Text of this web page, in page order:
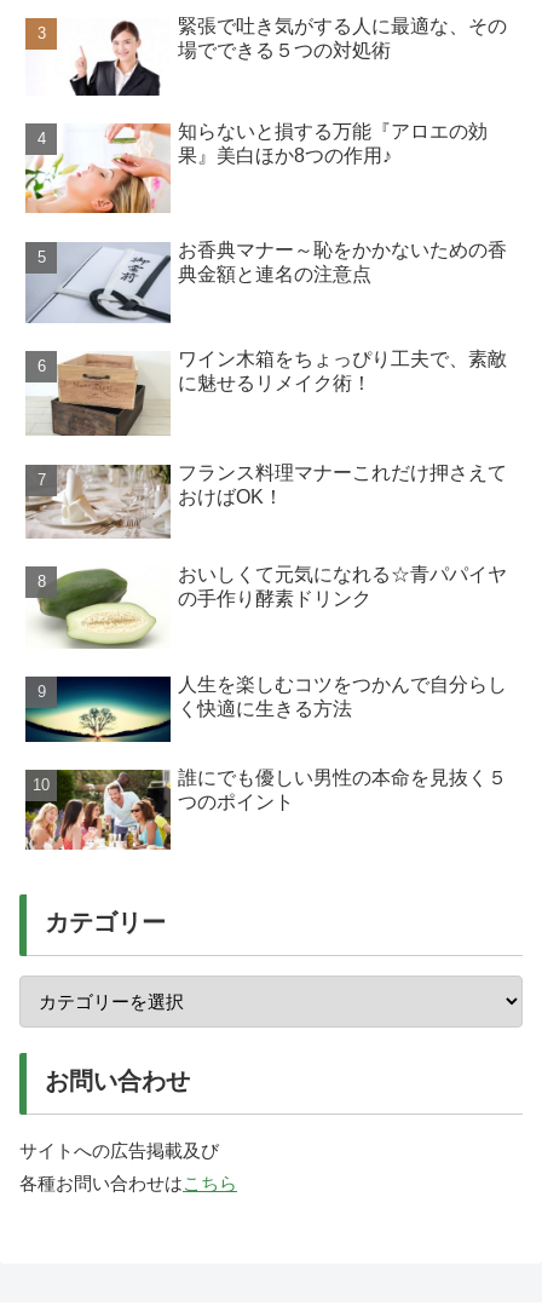
緊張で吐き気がする人に最適な、その
場でできる５つの対処術
知らないと損する万能『アロエの効
果』美白ほか8つの作用♪
お香典マナー～恥をかかないための香
典金額と連名の注意点
ワイン木箱をちょっぴり工夫で、素敵
に魅せるリメイク術！
フランス料理マナーこれだけ押さえて
おけばOK！
おいしくて元気になれる☆青パパイヤ
の手作り酵素ドリンク
人生を楽しむコツをつかんで自分らし
く快適に生きる方法
誰にでも優しい男性の本命を見抜く５
つのポイント
カテゴリー
お問い合わせ
サイトへの広告掲載及び
各種お問い合わせはこちら